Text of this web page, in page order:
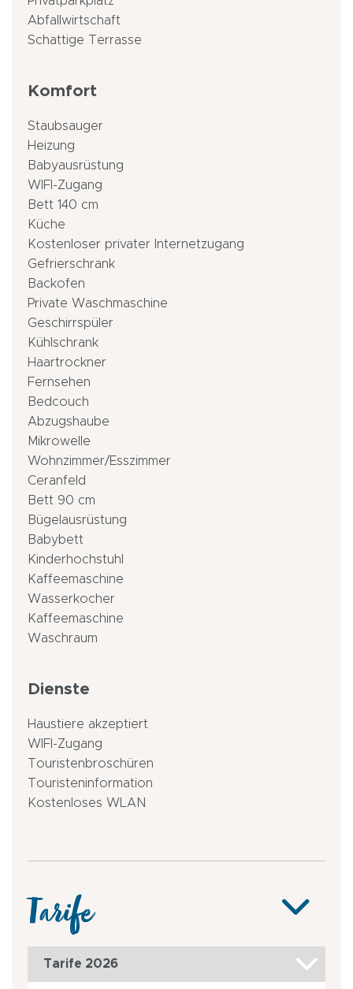
Abfallwirtschaft
Schattige Terrasse
Komfort
Staubsauger
Heizung
Babyausrüstung
WIFI-Zugang
Bett 140 cm
Küche
Kostenloser privater Internetzugang
Gefrierschrank
Backofen
Private Waschmaschine
Geschirrspüler
Kühlschrank
Haartrockner
Fernsehen
Bedcouch
Abzugshaube
Mikrowelle
Wohnzimmer/Esszimmer
Ceranfeld
Bett 90 cm
Bügelausrüstung
Babybett
Kinderhochstuhl
Kaffeemaschine
Wasserkocher
Kaffeemaschine
Waschraum
Dienste
Haustiere akzeptiert
WIFI-Zugang
Touristenbroschüren
Touristeninformation
Kostenloses WLAN
Tarife
Tarife 2026